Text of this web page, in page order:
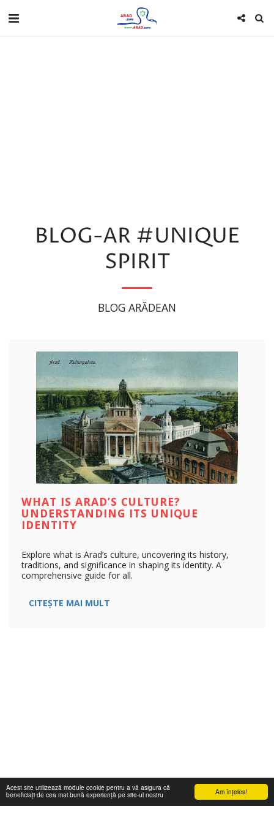
Am înţeles!
Acest site utilizează module cookie pentru a vă asigura că
beneficiați de cea mai bună experiență pe site-ul nostru
BLOG-AR #UNIQUE
SPIRIT
BLOG ARĂDEAN
WHAT IS ARAD’S CULTURE?
UNDERSTANDING ITS UNIQUE
IDENTITY
Explore what is Arad’s culture, uncovering its history,
traditions, and significance in shaping its identity. A
comprehensive guide for all.
CITEȘTE MAI MULT